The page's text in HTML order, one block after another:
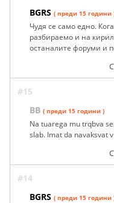
BGRS ( преди 15 години
Чудя се само едно.
разбираемо и на
останалите форуми и
#15
BB ( преди 15 години )
Na tuarega mu trqbva
slab. Imat da navaksvat
#14
BGRS ( преди 15 години